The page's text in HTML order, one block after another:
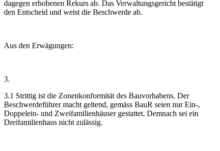
dagegen erhobenen Rekurs ab. Das Verwaltungsgericht bestätigt
den Entscheid und weist die Beschwerde ab.
Aus den Erwägungen:
3.
3.1 Strittig ist die Zonenkonformität des Bauvorhabens. Der
Beschwerdeführer macht geltend, gemäss BauR seien nur Ein-,
Doppelein- und Zweifamilienhäuser gestattet. Demnach sei ein
Dreifamilienhaus nicht zulässig.